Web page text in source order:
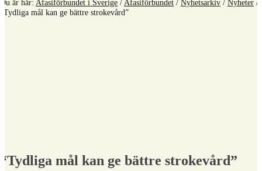
Du är här: Afasiförbundet i Sverige /Afasiförbundet / Nyhetsarkiv / Nyheter /
“Tydliga mål kan ge bättre strokevård”
“Tydliga mål kan ge bättre strokevård”